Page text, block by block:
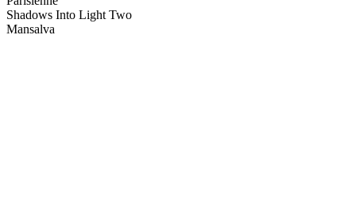
Shadows Into Light Two
Mansalva